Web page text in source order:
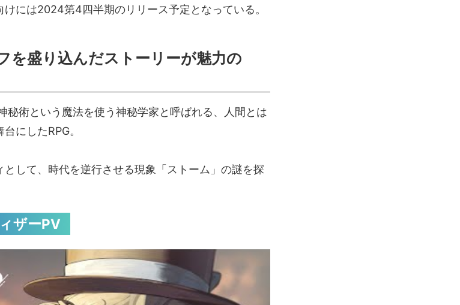
には2024第4四半期のリリース予定となっている。
を盛り込んだストーリーが魅力の
秘術という魔法を使う神秘学家と呼ばれる、人間とは
にしたRPG。
して、時代を逆行させる現象「ストーム」の謎を探
ザーPV